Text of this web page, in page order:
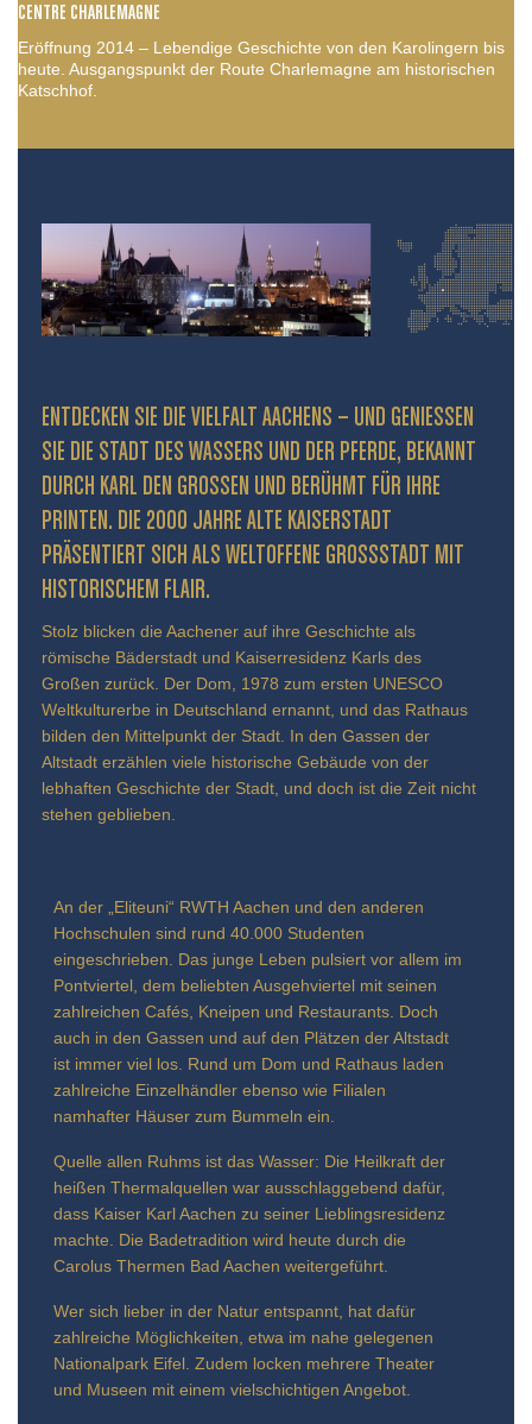
CENTRE CHARLEMAGNE
Eröffnung 2014 – Lebendige Geschichte von den Karolingern bis
heute. Ausgangspunkt der Route Charlemagne am historischen
Katschhof.
ENTDECKEN SIE DIE VIELFALT AACHENS – UND GENIESSEN S
IE DIE STADT DES WASSERS UND DER PFERDE, BEKANNT D
URCH KARL DEN GROSSEN UND BERÜHMT FÜR IHRE PR
INTEN. DIE 2000 JAHRE ALTE KAISERSTADT PR
ÄSENTIERT SICH ALS WELTOFFENE GROSSSTADT MIT HIS
TORISCHEM FLAIR.
Stolz blicken die Aachener auf ihre Geschichte als
römische Bäderstadt und Kaiserresidenz Karls des
Großen zurück. Der Dom, 1978 zum ersten UNESCO
Weltkulturerbe in Deutschland ernannt, und das Rathaus
bilden den Mittelpunkt der Stadt. In den Gassen der
Altstadt erzählen viele historische Gebäude von der
lebhaften Geschichte der Stadt, und doch ist die Zeit nicht
stehen geblieben.
An der „Eliteuni“ RWTH Aachen und den anderen
Hochschulen sind rund 40.000 Studenten
eingeschrieben. Das junge Leben pulsiert vor allem im
Pontviertel, dem beliebten Ausgehviertel mit seinen
zahlreichen Cafés, Kneipen und Restaurants. Doch
auch in den Gassen und auf den Plätzen der Altstadt
ist immer viel los. Rund um Dom und Rathaus laden
zahlreiche Einzelhändler ebenso wie Filialen
namhafter Häuser zum Bummeln ein.
Quelle allen Ruhms ist das Wasser: Die Heilkraft der
heißen Thermalquellen war ausschlaggebend dafür,
dass Kaiser Karl Aachen zu seiner Lieblingsresidenz
machte. Die Badetradition wird heute durch die
Carolus Thermen Bad Aachen weitergeführt.
Wer sich lieber in der Natur entspannt, hat dafür
zahlreiche Möglichkeiten, etwa im nahe gelegenen
Nationalpark Eifel. Zudem locken mehrere Theater
und Museen mit einem vielschichtigen Angebot.